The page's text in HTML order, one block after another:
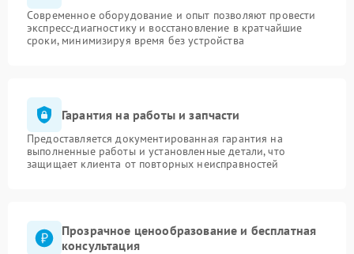
Современное оборудование и опыт позволяют провести
экспресс-диагностику и восстановление в кратчайшие
сроки, минимизируя время без устройства
Гарантия на работы и запчасти
Предоставляется документированная гарантия на
выполненные работы и установленные детали, что
защищает клиента от повторных неисправностей
Прозрачное ценообразование и бесплатная
консультация